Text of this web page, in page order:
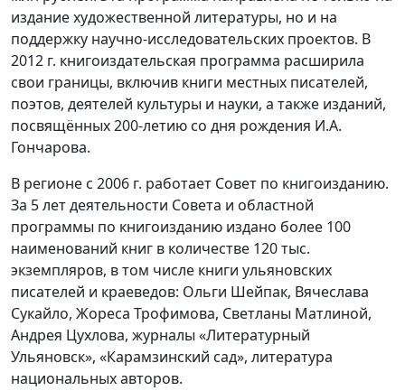
издание художественной литературы, но и на
поддержку научно-исследовательских проектов. В
2012 г. книгоиздательская программа расширила
свои границы, включив книги местных писателей,
поэтов, деятелей культуры и науки, а также изданий,
посвящённых 200-летию со дня рождения И.А.
Гончарова.
В регионе с 2006 г. работает Совет по книгоизданию.
За 5 лет деятельности Совета и областной
программы по книгоизданию издано более 100
наименований книг в количестве 120 тыс.
экземпляров, в том числе книги ульяновских
писателей и краеведов: Ольги Шейпак, Вячеслава
Сукайло, Жореса Трофимова, Светланы Матлиной,
Андрея Цухлова, журналы «Литературный
Ульяновск», «Карамзинский сад», литература
национальных авторов.